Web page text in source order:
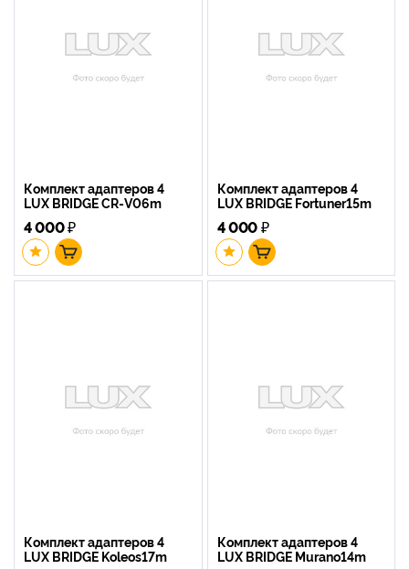
Комплект адаптеров 4
LUX BRIDGE CR-V06m
4 000₽
Комплект адаптеров 4
LUX BRIDGE Fortuner15m
4 000₽
Комплект адаптеров 4
LUX BRIDGE Koleos17m
Комплект адаптеров 4
LUX BRIDGE Murano14m